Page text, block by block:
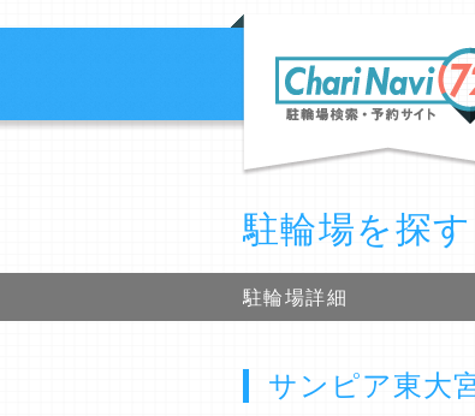
駐輪場を探す
駐輪場詳細
サンピア東大